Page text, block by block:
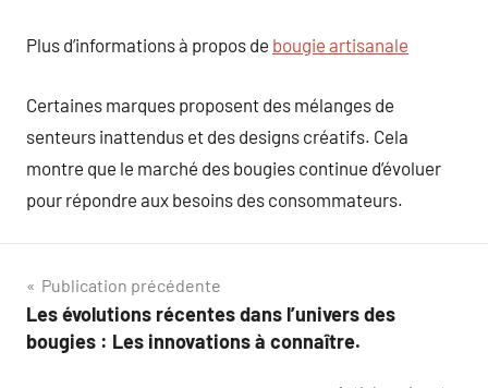
Plus d’informations à propos de bougie artisanale
Certaines marques proposent des mélanges de
senteurs inattendus et des designs créatifs. Cela
montre que le marché des bougies continue d’évoluer
pour répondre aux besoins des consommateurs.
Navigation
de
Publication précédente
Les évolutions récentes dans l’univers des
bougies : Les innovations à connaître.